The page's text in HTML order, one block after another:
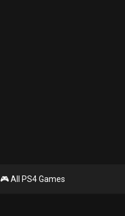
🎮 All PS4 Games